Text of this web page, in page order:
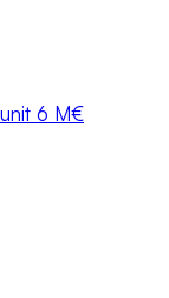
6 M€